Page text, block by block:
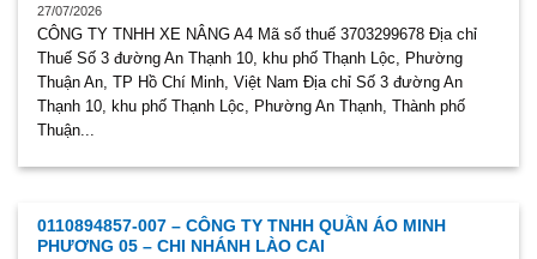
27/07/2026
CÔNG TY TNHH XE NÂNG A4 Mã số thuế 3703299678 Địa chỉ
Thuế Số 3 đường An Thạnh 10, khu phố Thạnh Lộc, Phường
Thuận An, TP Hồ Chí Minh, Việt Nam Địa chỉ Số 3 đường An
Thạnh 10, khu phố Thạnh Lộc, Phường An Thạnh, Thành phố
Thuận...
0110894857-007 – CÔNG TY TNHH QUẦN ÁO MINH
PHƯƠNG 05 – CHI NHÁNH LÀO CAI